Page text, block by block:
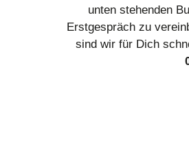
unten stehenden
Erstgespräch zu
sind wir für Dich